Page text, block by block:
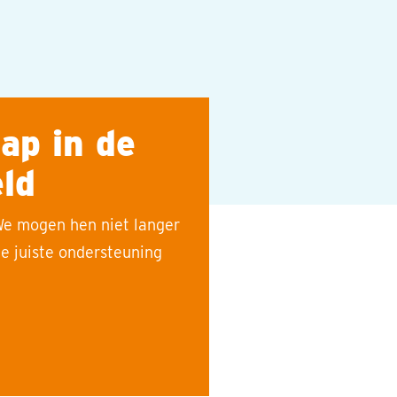
in de
mogen hen niet langer
juiste ondersteuning